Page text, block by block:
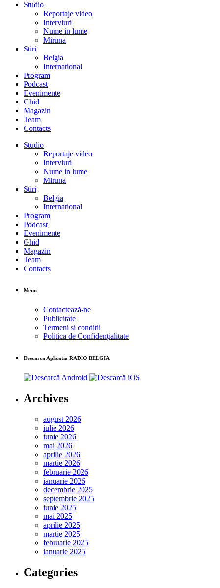
Studio
Reportaje video
Interviuri
Nume in lume
Miruna
Stiri
Belgia
International
Program
Podcast
Evenimente
Ghid
Magazin
Team
Contacts
Studio
Reportaje video
Interviuri
Nume in lume
Miruna
Stiri
Belgia
International
Program
Podcast
Evenimente
Ghid
Magazin
Team
Contacts
Menu
Contactează-ne
Publicitate
Termeni si conditii
Politica de Confidențialitate
Descarca Aplicatia RADIO BELGIA
Archives
august 2026
iulie 2026
iunie 2026
mai 2026
aprilie 2026
martie 2026
februarie 2026
ianuarie 2026
decembrie 2025
septembrie 2025
iunie 2025
mai 2025
aprilie 2025
martie 2025
februarie 2025
ianuarie 2025
Categories